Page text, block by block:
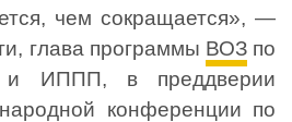
чем сокращается», —
глава программы ВОЗпо
и ИППП, в преддверии
конференции по